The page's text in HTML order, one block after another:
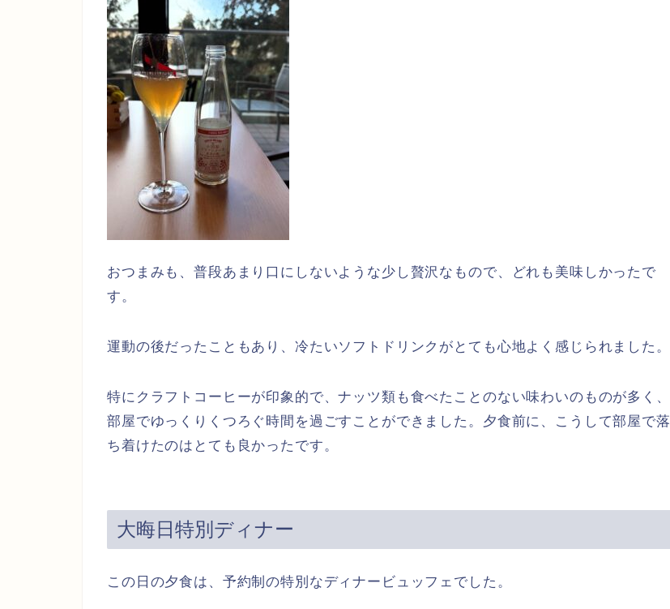
おつまみも、普段あまり口にしないような少し贅沢なもので、どれも美味しかったで
す。
運動の後だったこともあり、冷たいソフトドリンクがとても心地よく感じられました。
特にクラフトコーヒーが印象的で、ナッツ類も食べたことのない味わいのものが多く、
部屋でゆっくりくつろぐ時間を過ごすことができました。夕食前に、こうして部屋で落
ち着けたのはとても良かったです。
大晦日特別ディナー
この日の夕食は、予約制の特別なディナービュッフェでした。